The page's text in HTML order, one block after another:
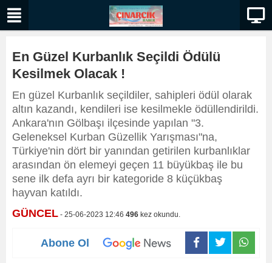
En Güzel Kurbanlık Seçildi Ödülü
Kesilmek Olacak !
En güzel Kurbanlık seçildiler, sahipleri ödül olarak
altın kazandı, kendileri ise kesilmekle ödüllendirildi.
Ankara'nın Gölbaşı ilçesinde yapılan "3.
Geleneksel Kurban Güzellik Yarışması"na,
Türkiye'nin dört bir yanından getirilen kurbanlıklar
arasından ön elemeyi geçen 11 büyükbaş ile bu
sene ilk defa ayrı bir kategoride 8 küçükbaş
hayvan katıldı.
GÜNCEL - 25-06-2023 12:46 496 kez okundu.
Abone Ol